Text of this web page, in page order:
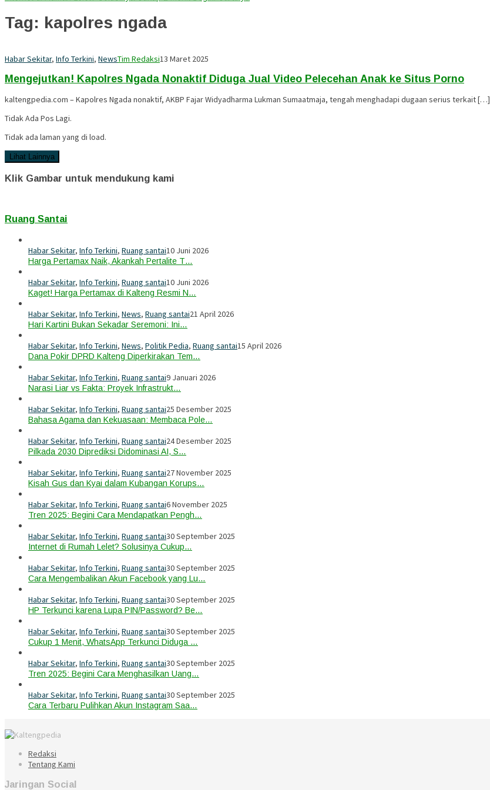
Tag: kapolres ngada
Habar Sekitar, Info Terkini, NewsTim Redaksi13 Maret 2025
Mengejutkan! Kapolres Ngada Nonaktif Diduga Jual Video Pelecehan Anak ke Situs Porno
kaltengpedia.com – Kapolres Ngada nonaktif, AKBP Fajar Widyadharma Lukman Sumaatmaja, tengah menghadapi dugaan serius terkait […]
Tidak Ada Pos Lagi.
Tidak ada laman yang di load.
Lihat Lainnya
Klik Gambar untuk mendukung kami
Ruang Santai
Habar Sekitar, Info Terkini, Ruang santai10 Juni 2026
Harga Pertamax Naik, Akankah Pertalite T…
Habar Sekitar, Info Terkini, Ruang santai10 Juni 2026
Kaget! Harga Pertamax di Kalteng Resmi N…
Habar Sekitar, Info Terkini, News, Ruang santai21 April 2026
Hari Kartini Bukan Sekadar Seremoni: Ini…
Habar Sekitar, Info Terkini, News, Politik Pedia, Ruang santai15 April 2026
Dana Pokir DPRD Kalteng Diperkirakan Tem…
Habar Sekitar, Info Terkini, Ruang santai9 Januari 2026
Narasi Liar vs Fakta: Proyek Infrastrukt…
Habar Sekitar, Info Terkini, Ruang santai25 Desember 2025
Bahasa Agama dan Kekuasaan: Membaca Pole…
Habar Sekitar, Info Terkini, Ruang santai24 Desember 2025
Pilkada 2030 Diprediksi Didominasi AI, S…
Habar Sekitar, Info Terkini, Ruang santai27 November 2025
Kisah Gus dan Kyai dalam Kubangan Korups…
Habar Sekitar, Info Terkini, Ruang santai6 November 2025
Tren 2025: Begini Cara Mendapatkan Pengh…
Habar Sekitar, Info Terkini, Ruang santai30 September 2025
Internet di Rumah Lelet? Solusinya Cukup…
Habar Sekitar, Info Terkini, Ruang santai30 September 2025
Cara Mengembalikan Akun Facebook yang Lu…
Habar Sekitar, Info Terkini, Ruang santai30 September 2025
HP Terkunci karena Lupa PIN/Password? Be…
Habar Sekitar, Info Terkini, Ruang santai30 September 2025
Cukup 1 Menit, WhatsApp Terkunci Diduga …
Habar Sekitar, Info Terkini, Ruang santai30 September 2025
Tren 2025: Begini Cara Menghasilkan Uang…
Habar Sekitar, Info Terkini, Ruang santai30 September 2025
Cara Terbaru Pulihkan Akun Instagram Saa…
Redaksi
Tentang Kami
Jaringan Social